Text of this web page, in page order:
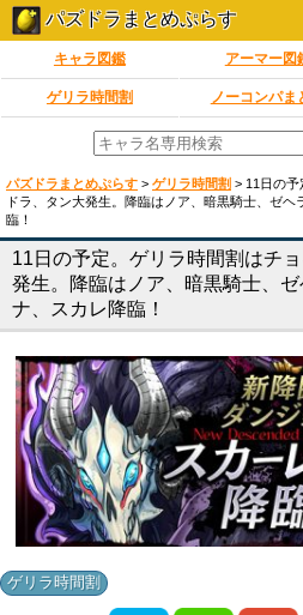
パズドラまとめぷらす
キャラ図鑑 アーマー図
ゲリラ時間割 ノーコンパま
パズドラまとめぷらす > ゲリラ時間割 > 11日の
ドラ、タン大発生。降臨はノア、暗黒騎士、ゼ
臨！
11日の予定。ゲリラ時間割はチ
発生。降臨はノア、暗黒騎士、
ナ、スカレ降臨！
ゲリラ時間割